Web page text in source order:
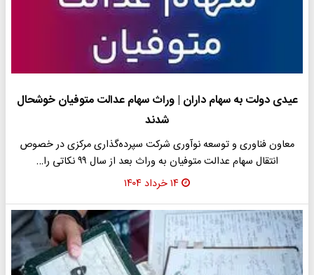
عیدی دولت به سهام داران | وراث سهام عدالت متوفیان خوشحال
شدند
معاون فناوری و توسعه نوآوری شرکت سپرده‌گذاری مرکزی در خصوص
انتقال سهام عدالت متوفیان به وراث بعد از سال ۹۹ نکاتی را…
۱۴ خرداد ۱۴۰۴